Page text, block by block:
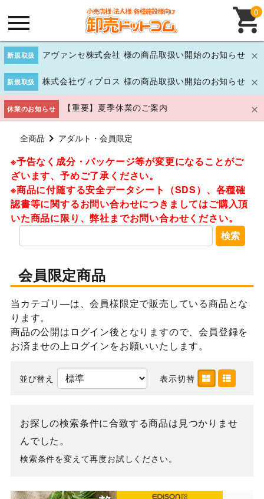
新規取扱 アヴァンセ株式会社 様の商品取扱い開始のお知らせ
新規取扱 株式会社ヴィプロス 様の商品取扱い開始のお知らせ
休業のお知らせ 【重要】夏季休業のご案内
0
全商品 アダルト・会員限定
※予告なく成分・パッケージ等が変更になることがご
ざいます、予めご了承ください。
※商品に付随する安全データシート（SDS）、各種確
認書等に関するお問い合わせにつきましてはご購入頂
いた商品に限り、弊社までお問い合わせください。
検索
会員限定商品
当カテゴリ―は、会員様限定で販売している商品とな
ります。
商品の公開はログイン後となりますので、会員登録を
お済ませの上ログインをお願いいたします。
並び替え 表示切替
お探しの検索条件に合致する商品は見つかりませ
んでした。